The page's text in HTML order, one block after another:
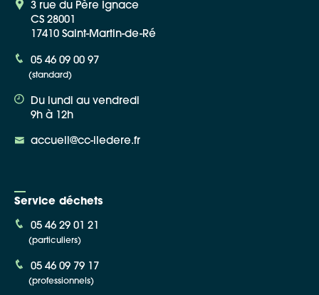
3 rue du Père Ignace
CS 28001
17410 Saint-Martin-de-Ré
05 46 09 00 97
(standard)
Du lundi au vendredi
9h à 12h
accueil@cc-iledere.fr
Service déchets
05 46 29 01 21
(particuliers)
05 46 09 79 17
(professionnels)
Apple Plans